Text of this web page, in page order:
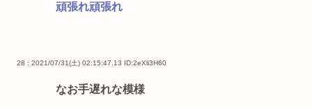
頑張れ頑張れ
28 : 2021/07/31(土) 02:15:47.13 ID:2eXli3H60
なお手遅れな模様